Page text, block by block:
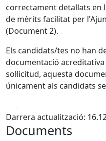
correctament detallats en
de mèrits facilitat per
(Document 2).
Els candidats/tes no han
documentació acreditativa
sol·licitud, aquesta
únicament als candidats
Darrera actualització:
Documents